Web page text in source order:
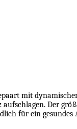
mit
Der
für ein